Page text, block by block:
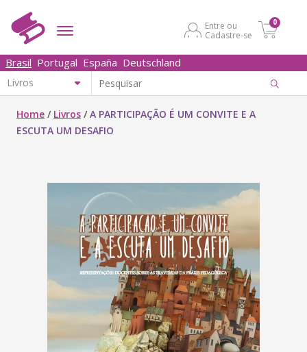
Entre ou
Cadastre-se
0
Brasil Portugal España Deutschland
Home / Livros /A PARTICIPAÇÃO É UM CONVITE E A
ESCUTA UM DESAFIO